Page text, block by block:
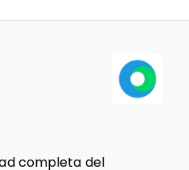
completa del